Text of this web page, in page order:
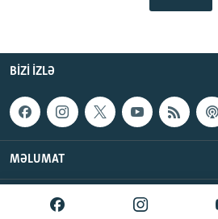
BIZI IZLƏ
MƏLUMAT
AzadlıqRadiosu © 2026